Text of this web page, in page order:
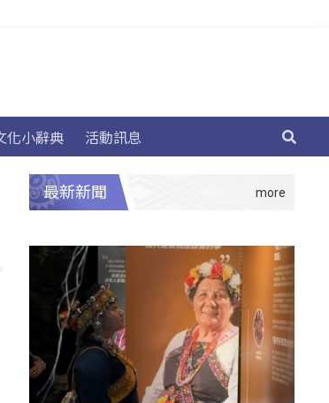
化小辭典 活動訊息
最新新聞